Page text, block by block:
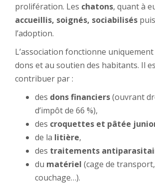
prolifération. Les chatons, quant à
accueillis, soignés, sociabilisés
l’adoption.
L’association fonctionne
dons et au soutien des habitants. Il
contribuer par :
des dons financiers(ouvrant
d’impôt de 66 %),
des croquettes et pâtée
de la litière,
des traitements
du matériel (cage de
couchage…).